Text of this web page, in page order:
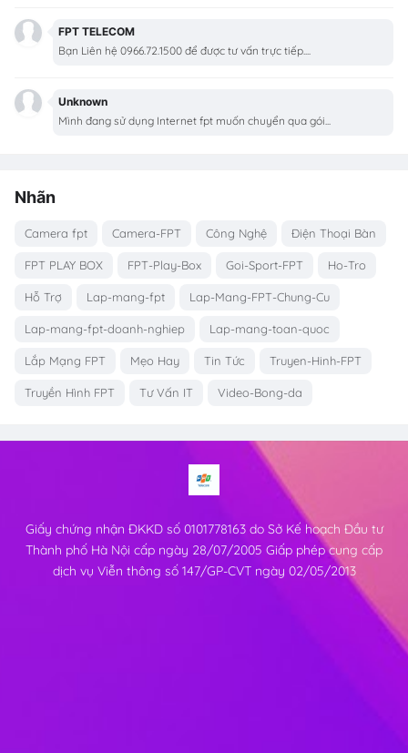
FPT TELECOM
Bạn Liên hệ 0966.72.1500 để được tư vấn trực tiếp....
Unknown
Mình đang sử dụng Internet fpt muốn chuyển qua gói...
Nhãn
Camera fpt Camera-FPT Công Nghệ Điện Thoại Bàn
FPT PLAY BOX FPT-Play-Box Goi-Sport-FPT Ho-Tro
Hỗ Trợ Lap-mang-fpt Lap-Mang-FPT-Chung-Cu
Lap-mang-fpt-doanh-nghiep Lap-mang-toan-quoc
Lắp Mạng FPT Mẹo Hay Tin Tức Truyen-Hinh-FPT
Truyền Hình FPT Tư Vấn IT Video-Bong-da
Giấy chứng nhận ĐKKD số 0101778163 do Sở Kế hoạch Đầu tư
Thành phố Hà Nội cấp ngày 28/07/2005 Giấp phép cung cấp
dịch vụ Viễn thông số 147/GP-CVT ngày 02/05/2013